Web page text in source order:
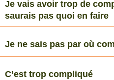
Je vais avoir trop de
saurais pas quoi en faire
Je ne sais pas par où
C’est trop compliqué